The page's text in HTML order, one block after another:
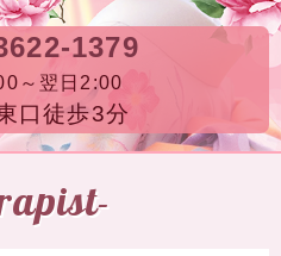
1379
～翌日2:00
口徒歩3分